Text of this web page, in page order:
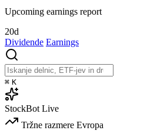
Upcoming earnings report
20d
Dividende Earnings
⌘ K
StockBot Live
Tržne razmere Evropa